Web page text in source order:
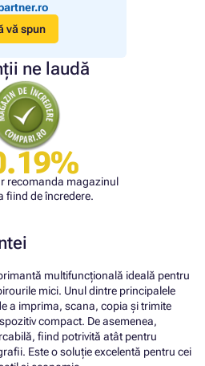
vă spun
ne laudă
recomanda magazinul
fiind de încredere.
multifuncțională ideală pentru
mici. Unul dintre principalele
a imprima, scana, copia și trimite
compact. De asemenea,
fiind potrivită atât pentru
Este o soluție excelentă pentru cei